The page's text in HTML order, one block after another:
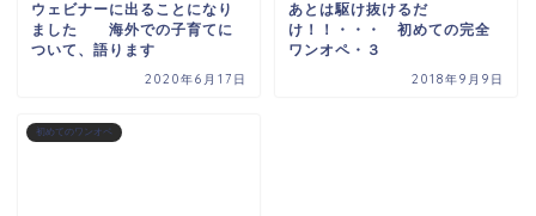
ウェビナーに出ることになり
ました 海外での子育てに
ついて、語ります
2020年6月17日
あとは駆け抜けるだ
け！！・・・ 初めての完全
ワンオペ・３
2018年9月9日
初めてのワンオペ